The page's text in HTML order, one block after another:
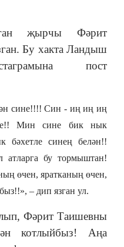
җырчы Фәрит
Бу хакта Ландыш
пост
сине!!!! Син - иң иң иң
Мин сине бик нык
бәхетле синең белән!!
бу тормыштан!
өчен, яратканың өчен,
», – дип язган ул.
Фәрит Таишевны
котлыйбыз! Аңа